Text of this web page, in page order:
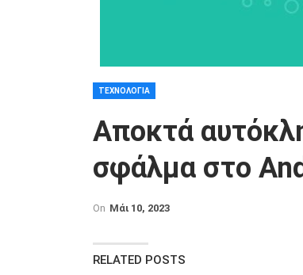
ΤΕΧΝΟΛΟΓΊΑ
Αποκτά
σφάλμα στο
On Μάι 10, 2023
RELATED POSTS